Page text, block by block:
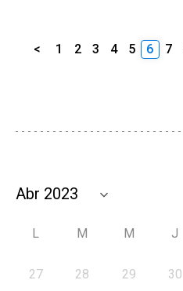
< 1 2 3 4 5 6 7
L M M J
27 28 29 30